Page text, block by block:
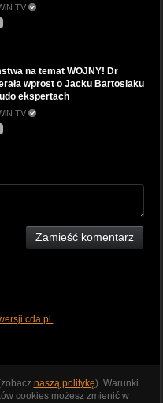
TV
na temat WOJNY! Dr
wprost o Jacku Bartosiaku
ekspertach
TV
Zamieść komentarz
cda.pl
naszą politykę). Warunki
cookies możesz zmienić w